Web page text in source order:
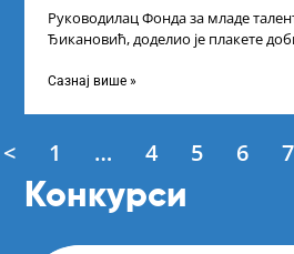
Руководилац Фонда за младе
Ђикановић, доделио је плакете
Сазнај више »
< 1 … 4 5 6 7
Конкурси